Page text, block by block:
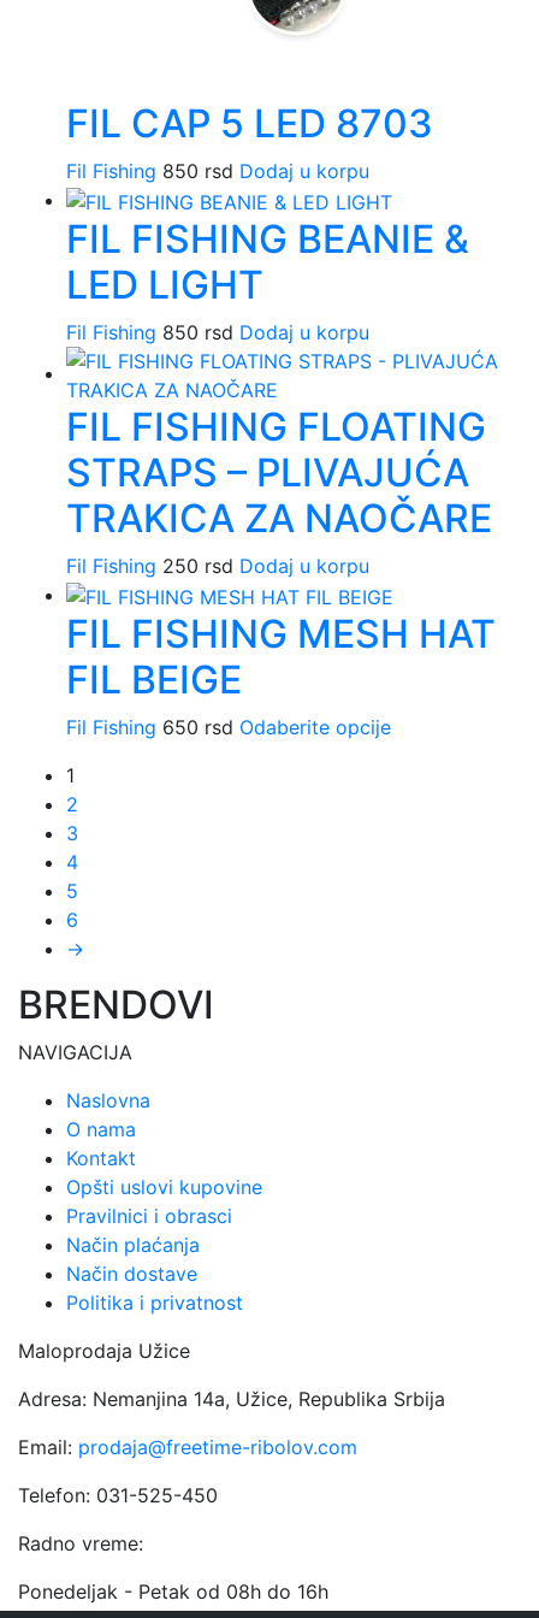
FIL CAP 5 LED 8703
Fil Fishing 850 rsd Dodaj u korpu
FIL FISHING BEANIE &
LED LIGHT
Fil Fishing 850 rsd Dodaj u korpu
FIL FISHING FLOATING
STRAPS – PLIVAJUĆA
TRAKICA ZA NAOČARE
Fil Fishing 250 rsd Dodaj u korpu
FIL FISHING MESH HAT
FIL BEIGE
Fil Fishing 650 rsd Odaberite opcije
1
2
3
4
5
6
→
BRENDOVI
NAVIGACIJA
Naslovna
O nama
Kontakt
Opšti uslovi kupovine
Pravilnici i obrasci
Način plaćanja
Način dostave
Politika i privatnost
Maloprodaja Užice
Adresa: Nemanjina 14a, Užice, Republika Srbija
Email: prodaja@freetime-ribolov.com
Telefon: 031-525-450
Radno vreme:
Ponedeljak - Petak od 08h do 16h